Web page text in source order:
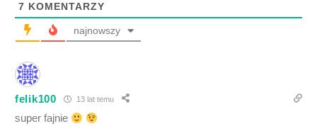
7 KOMENTARZY
najnowszy
felik100 13 lat temu
super fajnie